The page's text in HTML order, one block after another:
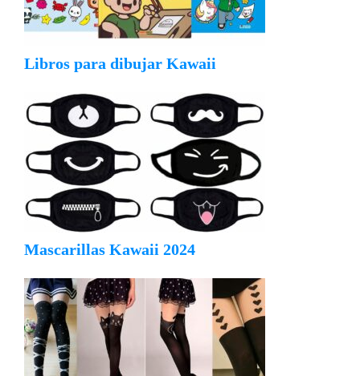
Libros para dibujar Kawaii
Mascarillas Kawaii 2024